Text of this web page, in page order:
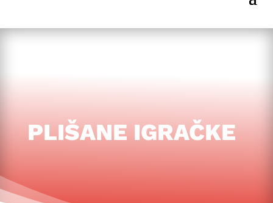
PLIŠANE IGRAČKE